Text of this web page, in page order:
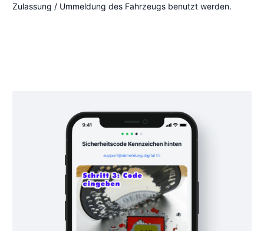
Zulassung / Ummeldung des Fahrzeugs benutzt werden.